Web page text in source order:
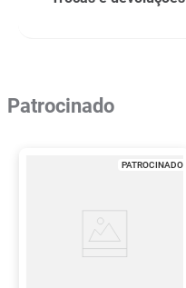
Patrocinado
PATROCINADO